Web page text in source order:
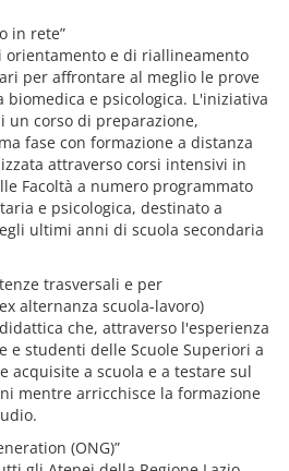
in rete”
e di riallineamento
per affrontare al meglio le prove
e psicologica. L'iniziativa
un corso di preparazione,
fase con formazione a distanza
attraverso corsi intensivi in
Facoltà a numero programmato
e psicologica, destinato a
ultimi anni di scuola secondaria
trasversali e per
alternanza scuola-lavoro)
che, attraverso l'esperienza
e studenti delle Scuole Superiori a
acquisite a scuola e a testare sul
mentre arricchisce la formazione
(ONG)”